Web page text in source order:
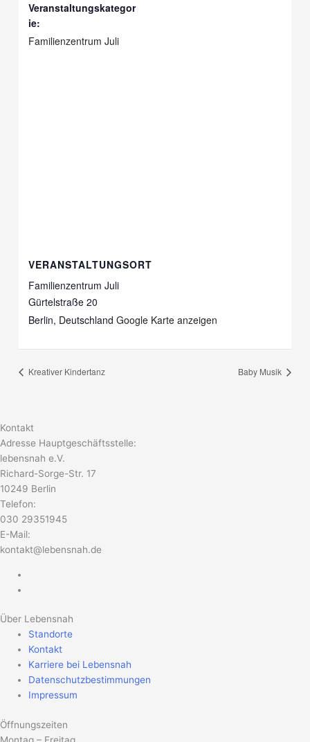
Veranstaltungskategor
ie:
Familienzentrum Juli
VERANSTALTUNGSORT
Familienzentrum Juli
Gürtelstraße 20
Berlin, Deutschland Google Karte anzeigen
Kreativer Kindertanz Baby Musik
Kontakt
Adresse Hauptgeschäftsstelle:
lebensnah e.V.
Richard-Sorge-Str. 17
10249 Berlin
Telefon:
030 29351945
E-Mail:
kontakt@lebensnah.de
Über Lebensnah
Standorte
Kontakt
Karriere bei Lebensnah
Datenschutzbestimmungen
Impressum
Öffnungszeiten